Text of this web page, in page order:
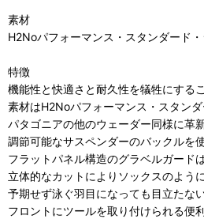
素材
H2Noパフォーマンス・スタンダード
特徴
機能性と快適さと耐久性を犠牲にする
素材はH2Noパフォーマンス・スタン
パタゴニアの他のウェーダー同様に革
調節可能なサスペンダーのバックルを
フラットパネル構造のグラベルガード
立体的なカットによりソックスのよう
予期せず泳ぐ羽目になっても目立たな
フロントにツールを取り付けられる便